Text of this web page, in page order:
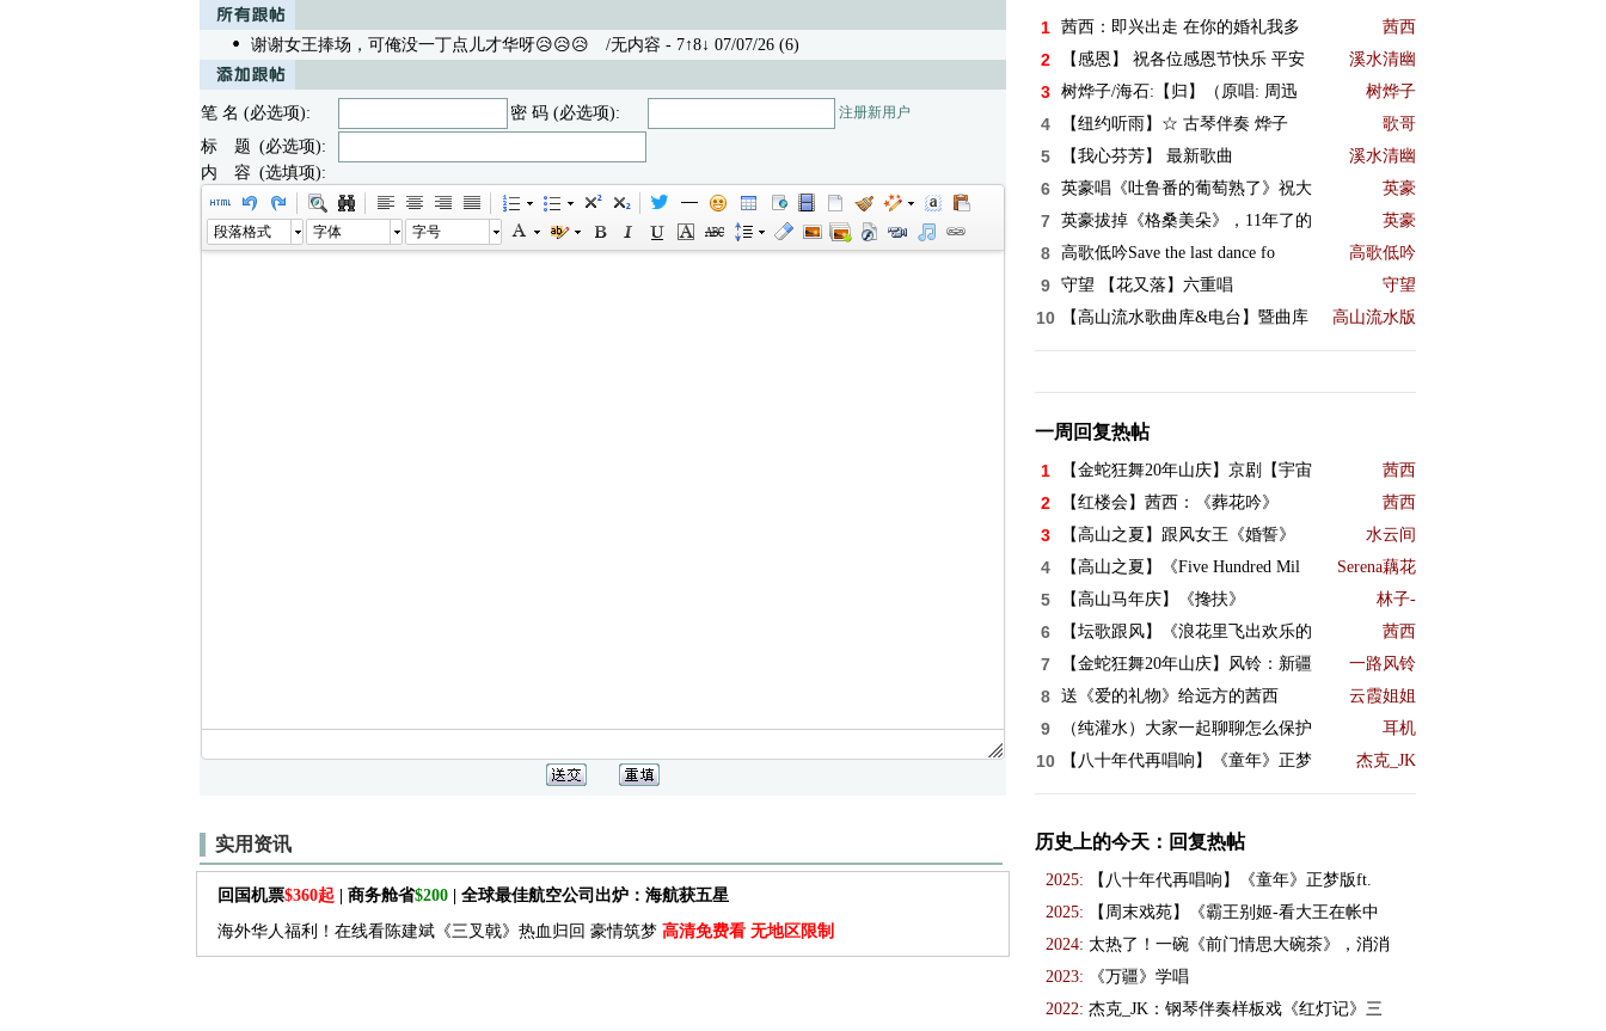
谢谢女王捧场，可俺没一丁点儿才华呀😥😥😥 /无内容 - 7↑8↓ 07/07/26 (6)
笔 名 (必选项): 密 码 (必选项): 注册新用户
标 题 (必选项):
内 容 (选填项):
段落格式 字体 字号
实用资讯
回国机票$360起 | 商务舱省$200| 全球最佳航空公司出炉：海航获五星
海外华人福利！在线看陈建斌《三叉戟》热血归回 豪情筑梦 高清免费看 无地区限制
1 茜西：即兴出走 在你的婚礼我多 茜西
2 【感恩】 祝各位感恩节快乐 平安 溪水清幽
3 树烨子/海石:【归】（原唱: 周迅 树烨子
4 【纽约听雨】☆ 古琴伴奏 烨子 歌哥
5 【我心芬芳】 最新歌曲 溪水清幽
6 英豪唱《吐鲁番的葡萄熟了》祝大 英豪
7 英豪拔掉《格桑美朵》，11年了的 英豪
8 高歌低吟Save the last dance fo 高歌低吟
9 守望 【花又落】六重唱 守望
10 【高山流水歌曲库&电台】暨曲库 高山流水版
一周回复热帖
1 【金蛇狂舞20年山庆】京剧【宇宙 茜西
2 【红楼会】茜西：《葬花吟》 茜西
3 【高山之夏】跟风女王《婚誓》 水云间
4 【高山之夏】《Five Hundred Mil Serena藕花
5 【高山马年庆】《搀扶》 林子-
6 【坛歌跟风】《浪花里飞出欢乐的 茜西
7 【金蛇狂舞20年山庆】风铃：新疆 一路风铃
8 送《爱的礼物》给远方的茜西 云霞姐姐
9 （纯灌水）大家一起聊聊怎么保护 耳机
10 【八十年代再唱响】《童年》正梦 杰克_JK
历史上的今天：回复热帖
2025:
【八十年代再唱响】《童年》正梦版ft.
2025:
【周末戏苑】《霸王别姬-看大王在帐中
2024: 太热了！一碗《前门情思大碗茶》，消消
2023:
《万疆》学唱
2022: 杰克_JK：钢琴伴奏样板戏《红灯记》三